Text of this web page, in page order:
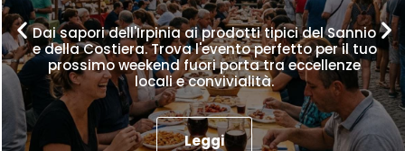
Dai sapori dell'Irpinia ai prodotti tipici del Sannio
e della Costiera. Trova l'evento perfetto per il tuo
prossimo weekend fuori porta tra eccellenze
locali e convivialità.
Leggi